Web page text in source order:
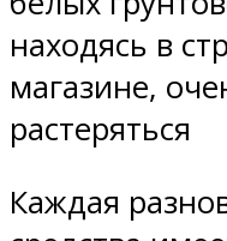
находясь в
магазине,
растеряться
Каждая